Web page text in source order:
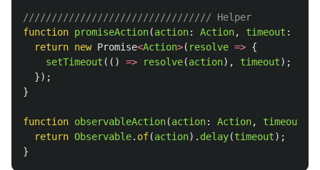
///////////////////////////////// Helper
function promiseAction(action: Action, timeout :
return new Promise<Action>( resolve => {
setTimeout (() => resolve(action), timeout);
});
}
function observableAction(action: Action, timeout
return Observable. of(action). delay(timeout);
}